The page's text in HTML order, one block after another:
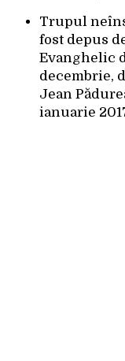
Trupul
fost depus
Evanghelic
decembrie,
Jean
ianuarie